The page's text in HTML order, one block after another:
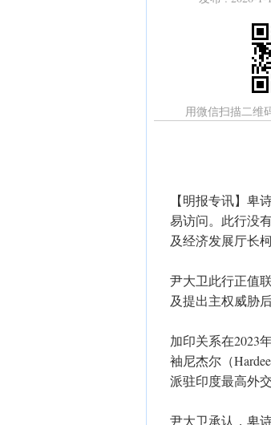
用微信扫描二维
【明报专讯】卑
易访问。此行没
及经济发展厅长
尹大卫此行正值
及提出主权威胁
加印关系在2023
袖尼杰尔（
派驻印度最高外
尹大卫承认，卑